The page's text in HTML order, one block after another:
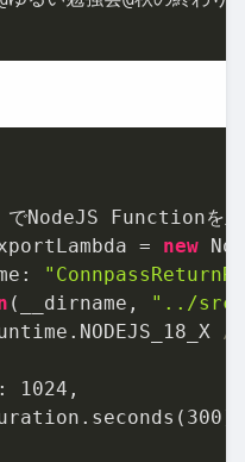
= new
(__dirname,
"../src/
//
1024 ,
300